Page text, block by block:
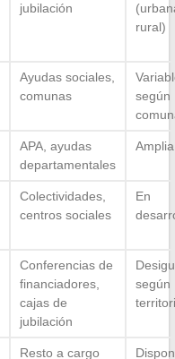
jubilación
rural)
Ayudas sociales,
comunas
según
APA, ayudas
departamentales
Amplia
Colectividades,
centros sociales
En
Conferencias de
financiadores,
cajas de
jubilación
según
Resto a cargo